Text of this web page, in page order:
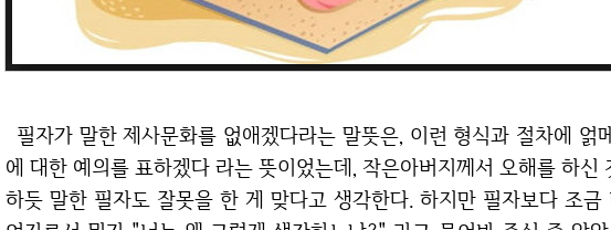
필자가 말한 제사문화를 없애겠다라는 말뜻은, 이런 형식과 절차에 얽메이지 않고, 간소화하여 부모님
에 대한 예의를 표하겠다 라는 뜻이었는데, 작은아버지께서 오해를 하
하듯 말한 필자도 잘못을 한 게 맞다고 생각한다. 하지만 필자보다 조